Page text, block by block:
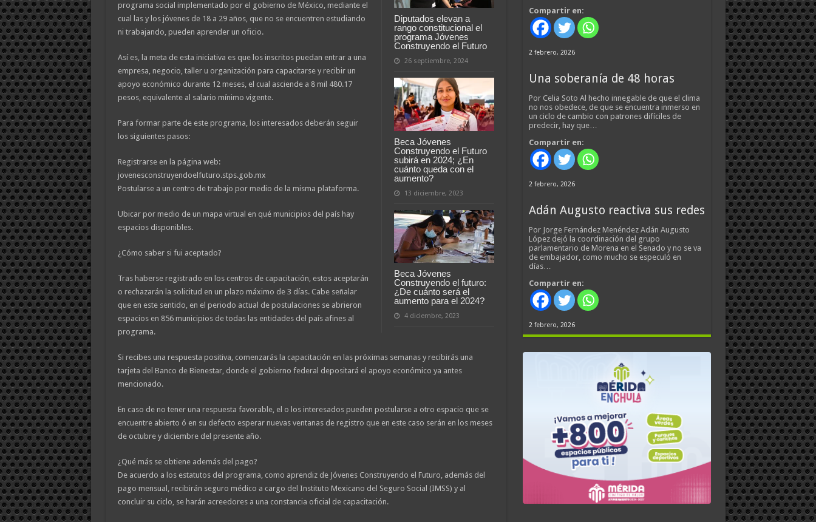
Diputados elevan a
rango constitucional el
programa Jóvenes
Construyendo el Futuro
26 septiembre, 2024
Beca Jóvenes
Construyendo el Futuro
subirá en 2024; ¿En
cuánto queda con el
aumento?
13 diciembre, 2023
Beca Jóvenes
Construyendo el futuro:
¿De cuánto será el
aumento para el 2024?
4 diciembre, 2023
programa social implementado por el gobierno de México, mediante el
cual las y los jóvenes de 18 a 29 años, que no se encuentren estudiando
ni trabajando, pueden aprender un oficio.
Así es, la meta de esta iniciativa es que los inscritos puedan entrar a una
empresa, negocio, taller u organización para capacitarse y recibir un
apoyo económico durante 12 meses, el cual asciende a 8 mil 480.17
pesos, equivalente al salario mínimo vigente.
Para formar parte de este programa, los interesados deberán seguir
los siguientes pasos:
Registrarse en la página web:
jovenesconstruyendoelfuturo.stps.gob.mx
Postularse a un centro de trabajo por medio de la misma plataforma.
Ubicar por medio de un mapa virtual en qué municipios del país hay
espacios disponibles.
¿Cómo saber si fui aceptado?
Tras haberse registrado en los centros de capacitación, estos aceptarán
o rechazarán la solicitud en un plazo máximo de 3 días. Cabe señalar
que en este sentido, en el periodo actual de postulaciones se abrieron
espacios en 856 municipios de todas las entidades del país afines al
programa.
Si recibes una respuesta positiva, comenzarás la capacitación en las próximas semanas y recibirás una
tarjeta del Banco de Bienestar, donde el gobierno federal depositará el apoyo económico ya antes
mencionado.
En caso de no tener una respuesta favorable, el o los interesados pueden postularse a otro espacio que se
encuentre abierto ó en su defecto esperar nuevas ventanas de registro que en este caso serán en los meses
de octubre y diciembre del presente año.
¿Qué más se obtiene además del pago?
De acuerdo a los estatutos del programa, como aprendiz de Jóvenes Construyendo el Futuro, además del
pago mensual, recibirán seguro médico a cargo del Instituto Mexicano del Seguro Social (IMSS) y al
concluir su ciclo, se harán acreedores a una constancia oficial de capacitación.
Compartir en:
2 febrero, 2026
Una soberanía de 48 horas
Por Celia Soto Al hecho innegable de que el clima
no nos obedece, de que se encuentra inmerso en
un ciclo de cambio con patrones difíciles de
predecir, hay que…
Compartir en:
2 febrero, 2026
Adán Augusto reactiva sus redes
Por Jorge Fernández Menéndez Adán Augusto
López dejó la coordinación del grupo
parlamentario de Morena en el Senado y no se va
de embajador, como mucho se especuló en
días…
Compartir en:
2 febrero, 2026